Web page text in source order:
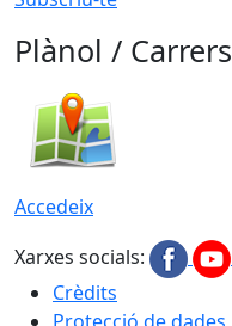
Plànol / Carrers
Accedeix
Xarxes socials:
Crèdits